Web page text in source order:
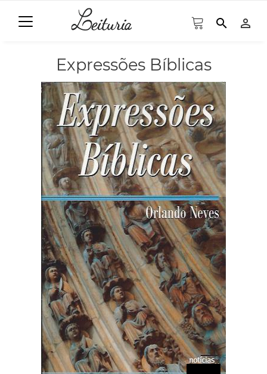
search person_outline
Expressões Bíblicas